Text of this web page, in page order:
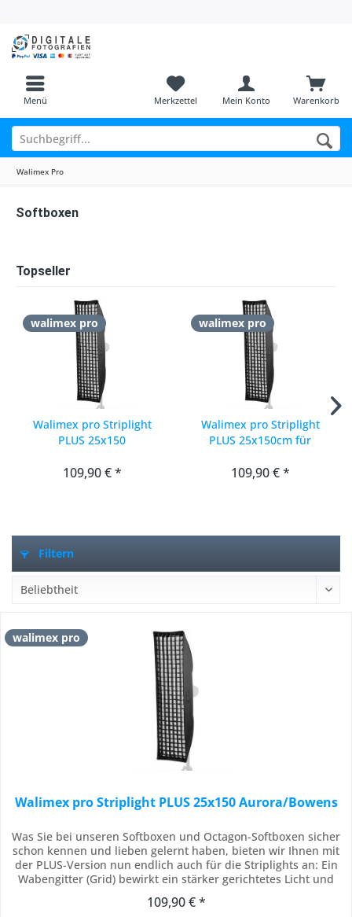
Menü Warenkorb
Merkzettel Mein Konto
Walimex Pro
Softboxen
Topseller
walimex pro
Walimex pro Striplight
PLUS 25x150
109,90 € *
walimex pro
Walimex pro Striplight
PLUS 25x150cm für
109,90 € *
Filtern
walimex pro
Walimex pro Striplight PLUS 25x150 Aurora/Bowens
Was Sie bei unseren Softboxen und Octagon-Softboxen sicher
schon kennen und lieben gelernt haben, bieten wir Ihnen mit
der PLUS-Version nun endlich auch für die Striplights an: Ein
Wabengitter (Grid) bewirkt ein stärker gerichtetes Licht und
Perfektion für Ihre Ausleuchtung und Bilder. Das hochwertige
109,90 € *